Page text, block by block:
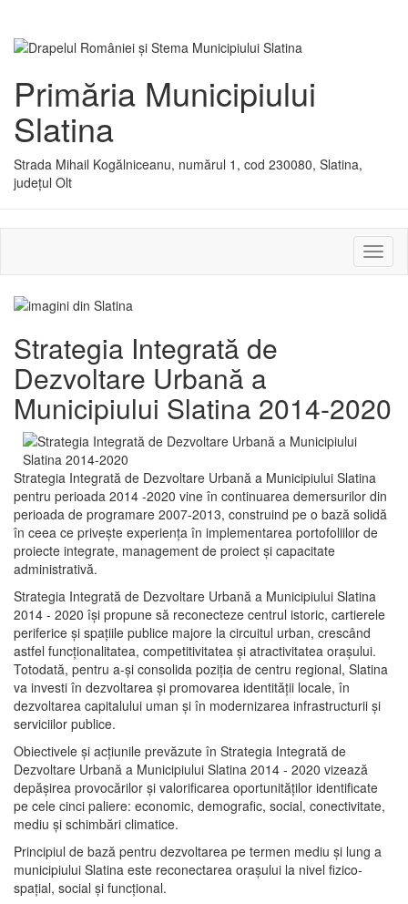
Primăria Municipiului
Slatina
Strada Mihail Kogălniceanu, numărul 1, cod 230080, Slatina,
județul Olt
sau
Strategia Integrată de
Dezvoltare Urbană a
Municipiului Slatina 2014-2020
Strategia Integrată de Dezvoltare Urbană a Municipiului Slatina
pentru perioada 2014 -2020 vine în continuarea demersurilor din
perioada de programare 2007-2013, construind pe o bază solidă
în ceea ce priveşte experienţa în implementarea portofoliilor de
proiecte integrate, management de proiect și capacitate
administrativă.
Strategia Integrată de Dezvoltare Urbană a Municipiului Slatina
2014 - 2020 își propune să reconecteze centrul istoric, cartierele
periferice şi spaţiile publice majore la circuitul urban, crescând
astfel funcţionalitatea, competitivitatea şi atractivitatea oraşului.
Totodată, pentru a-şi consolida poziţia de centru regional, Slatina
va investi în dezvoltarea şi promovarea identităţii locale, în
dezvoltarea capitalului uman şi în modernizarea infrastructurii şi
serviciilor publice.
Obiectivele şi acţiunile prevăzute în Strategia Integrată de
Dezvoltare Urbană a Municipiului Slatina 2014 - 2020 vizează
depășirea provocărilor şi valorificarea oportunităţilor identificate
pe cele cinci paliere: economic, demografic, social, conectivitate,
mediu şi schimbări climatice.
Principiul de bază pentru dezvoltarea pe termen mediu şi lung a
municipiului Slatina este reconectarea oraşului la nivel fizico-
spaţial, social şi funcţional.